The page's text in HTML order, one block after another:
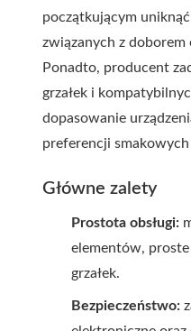
początkującym
związanych z
Ponadto, producent
grzałek i
dopasowanie
preferencji
Główne zalety
Prostota obsługi:
elementów, proste
grzałek.
Bezpieczeństwo: